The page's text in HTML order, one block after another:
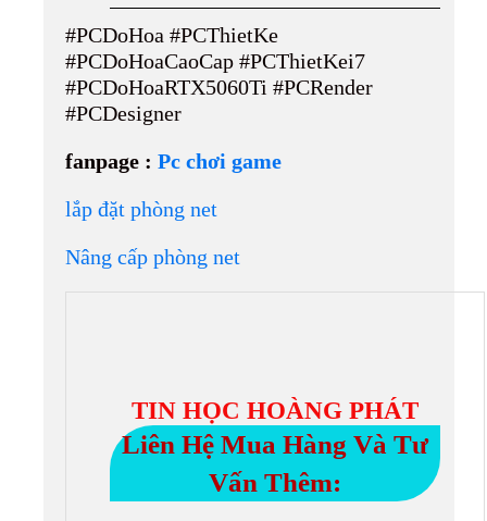
#PCDoHoa #PCThietKe
#PCDoHoaCaoCap #PCThietKei7
#PCDoHoaRTX5060Ti #PCRender
#PCDesigner
fanpage : Pc chơi game
lắp đặt phòng net
Nâng cấp phòng net
TIN HỌC HOÀNG PHÁT
Liên Hệ Mua Hàng Và Tư
Vấn Thêm: